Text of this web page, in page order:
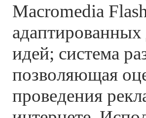
Macromedia
идей; система
позволяющая
проведения